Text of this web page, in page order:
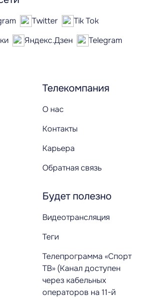
Телекомпания
О нас
Контакты
Карьера
Обратная связь
Будет полезно
Видеотрансляция
Теги
Телепрограмма «Спорт
ТВ» (Канал доступен
через кабельных
операторов на 11-й
Twitter
Tik Tok
Яндекс.Дзен
Telegram